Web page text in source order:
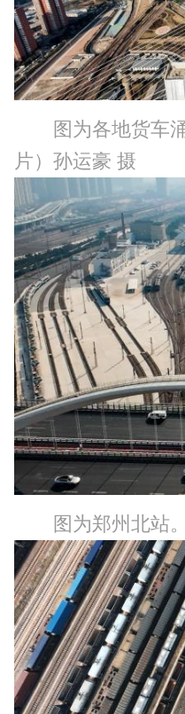
图为各地货车
片）孙运豪 摄
图为郑州北站